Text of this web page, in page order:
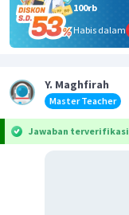
100rb
Habis dalam
Y. Maghfirah
Master Teacher
Jawaban terverifikasi